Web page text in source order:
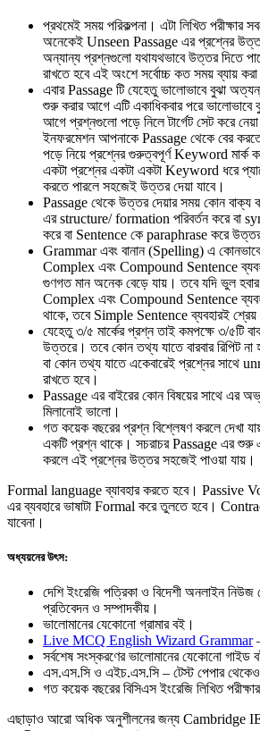
প্রথমেই সময় পরিকল্পনা। এটা লিখিত পরীক্ষার
অনেকেই Unseen Passage এর প্রশ্নের
অন্যান্য প্রশ্নগুলো যথাযথভাবে উত্তর দিতে
রাখতে হবে এই অংশে সর্বোচ্চ কত সময় ব্যায় করা
এবার Passage টি যেহেতু ভালোভাবে বুঝা
শুরু করার আগে এটি একাধিকবার পরে ভালোভাবে
আগে প্রশ্নগুলো পড়ে নিলে টার্গেট সেট করে নেয়া
ইনফরমেশন আপনাকে Passage থেকে বের
পড়ে নিয়ে প্রশ্নের গুরুত্বপূর্ণ Keyword মার্ক
একটা প্রশ্নের একটা একটা Keyword ধরে
করতে পারলে সহজেই উত্তর দেয়া যাবে।
Passage থেকে উত্তর দেয়ার সময় কোন বাক্য
এর structure/ formation পরিবর্তন করে বা
করে বা Sentence কে paraphrase করে উত্তর
Grammar এবং বানান (Spelling) এ
Complex এবং Compound Sentence
গুণগত মান অনেক বেড়ে যায়। তবে যদি ভুল হবার
Complex এবং Compound Sentence
থাকে, তবে Simple Sentence ব্যবহারই
যেহেতু ৩/৫ মার্কের প্রশ্ন তাই কমপক্ষে ৩/৫টি
উত্তরে। তবে কোন তথ্য যাতে বারবার রিপিট না
বা কোন তথ্য যাতে একেবারেই প্রশ্নের সাথে
রাখতে হবে।
Passage এর বাইরের কোন বিষয়ের সাথে এর
মিলানোই ভালো।
গত কয়েক বছরের প্রশ্ন বিশ্লেষণ করলে দেখা
একটি প্রশ্ন থাকে। সচরাচর Passage এর শুরু
করলে এই প্রশ্নের উত্তর সহজেই পাওয়া যায়।
Formal language ব্যাবহার করতে হবে।
এর ব্যবহারে ভাষাটা Formal করে তুলতে হবে।
যাবেনা।
অধ্যয়নের উৎস:
দেশি ইংরেজি পত্রিকা ও বিদেশী অনলাইন
প্রতিবেদন ও সম্পাদকীয়।
ভালোমানের যেকোনো গ্রামার বই।
Live MCQ English Wizard Grammar
সর্বশেষ সংস্করণের ভালোমানের যেকোনো গাইড
এস.এস.সি ও এইচ.এস.সি – টেস্ট পেপার
গত কয়েক বছরের বিসিএস ইংরেজি লিখিত
এছাড়াও আরো অধিক অনুশীলনের জন্য Cambridge